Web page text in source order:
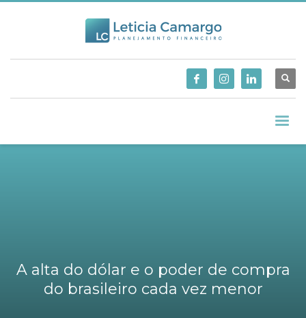
A alta do dólar e o poder de compra
do brasileiro cada vez menor